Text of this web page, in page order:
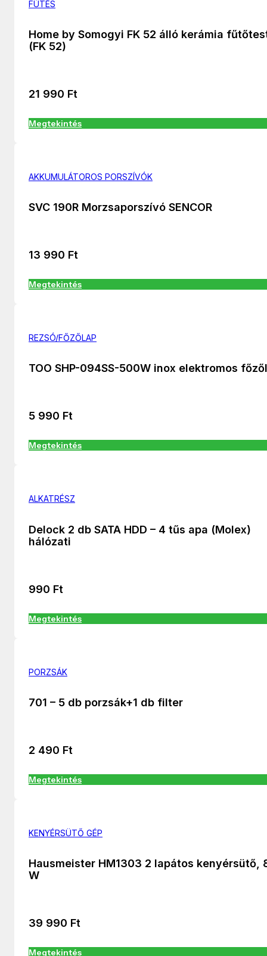
FÚTÉS
Home by Somogyi FK 52 álló kerámia
(FK 52)
21 990 Ft
Megtekintés
AKKUMULÁTOROS PORSZÍVÓK
SVC 190R Morzsaporszívó SENCOR
13 990 Ft
Megtekintés
REZSÓ/FŐZŐLAP
TOO SHP-094SS-500W inox elektromos
5 990 Ft
Megtekintés
ALKATRÉSZ
Delock 2 db SATA HDD – 4 tűs apa (Molex)
hálózati
990 Ft
Megtekintés
PORZSÁK
701 – 5 db porzsák+1 db filter
2 490 Ft
Megtekintés
KENYÉRSÜTŐ GÉP
Hausmeister HM1303 2 lapátos kenyérsütő,
W
39 990 Ft
Megtekintés